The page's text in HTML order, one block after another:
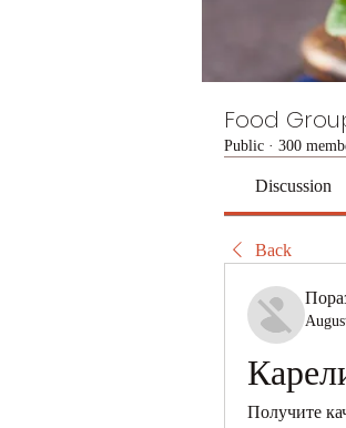
Food
Public · 300
Discussion
Back
Получите